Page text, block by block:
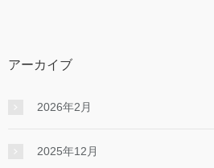
アーカイブ
2026年2月
2025年12月